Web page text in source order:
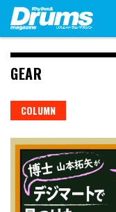
Skip
content
GEAR
COLUMN